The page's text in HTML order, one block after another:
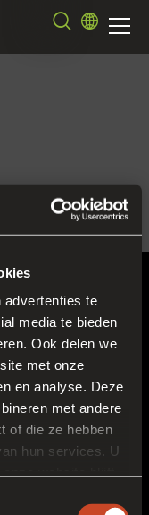
advertenties te
media te bieden
Ook delen we
met onze
en analyse. Deze
met andere
of die ze hebben
hun services. U
Suche